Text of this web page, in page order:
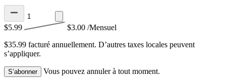
$5.99 $3.00 /Mensuel
$35.99 facturé annuellement. D’autres taxes locales peuvent
s’appliquer.
S’abonner Vous pouvez annuler à tout moment.